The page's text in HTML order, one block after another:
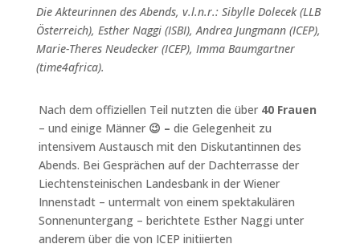
Die Akteurinnen des Abends, v.l.n.r.: Sibylle Dolecek (LLB
Österreich), Esther Naggi (ISBI), Andrea Jungmann (ICEP),
Marie-Theres Neudecker (ICEP), Imma Baumgartner
(time4africa).
Nach dem offiziellen Teil nutzten die über 40 Frauen
– und einige Männer 😉 – die Gelegenheit zu
intensivem Austausch mit den Diskutantinnen des
Abends. Bei Gesprächen auf der Dachterrasse der
Liechtensteinischen Landesbank in der Wiener
Innenstadt – untermalt von einem spektakulären
Sonnenuntergang – berichtete Esther Naggi unter
anderem über die von ICEP initiierten